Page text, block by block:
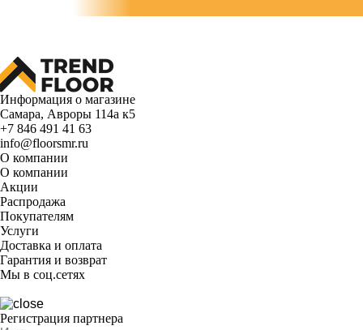
Информация о магазине
Самара, Авроры 114а к5
+7 846 491 41 63
info@floorsmr.ru
О компании
О компании
Акции
Распродажа
Покупателям
Услуги
Доставка и оплата
Гарантия и возврат
Мы в соц.сетях
Регистрация партнера